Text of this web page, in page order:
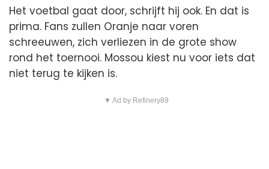
Het voetbal gaat door, schrijft hij ook. En dat is
prima. Fans zullen Oranje naar voren
schreeuwen, zich verliezen in de grote show
rond het toernooi. Mossou kiest nu voor iets dat
niet terug te kijken is.
▼ Ad by Refinery89